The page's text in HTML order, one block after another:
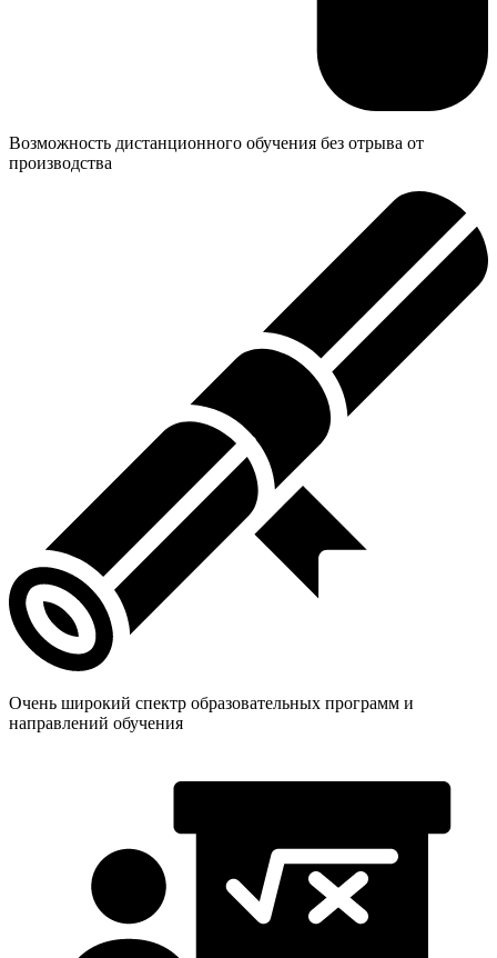
Возможность дистанционного обучения без отрыва от
производства
Очень широкий спектр образовательных программ и
направлений обучения